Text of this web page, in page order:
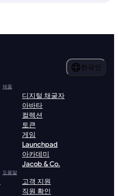
한국인
제품
디지털 채굴자
아바타
컬렉션
토큰
게임
Launchpad
아카데미
Jacob & Co.
도움말
고객 지원
직원 확인